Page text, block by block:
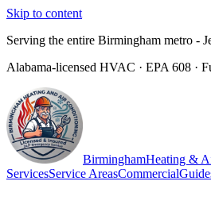
Skip to content
Serving the entire Birmingham metro -
Alabama-licensed HVAC · EPA 608 ·
BirminghamHeating &
ServicesService AreasCommercial